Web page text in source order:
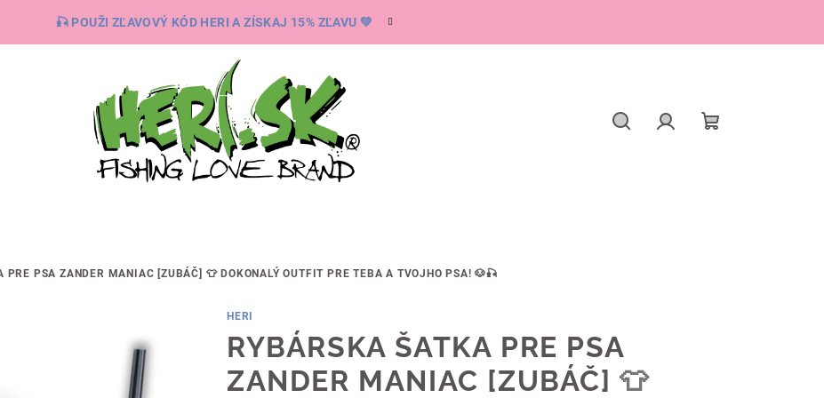
🎣 POUŽI ZĽAVOVÝ KÓD HERI A ZÍSKAJ 15% ZĽAVU 💚
PRE PSA ZANDER MANIAC [ZUBÁČ] 👕 DOKONALÝ OUTFIT PRE TEBA A TVOJHO PSA! 🐶🎣
HERI
RYBÁRSKA ŠATKA PRE PSA
ZANDER MANIAC [ZUBÁČ]👕